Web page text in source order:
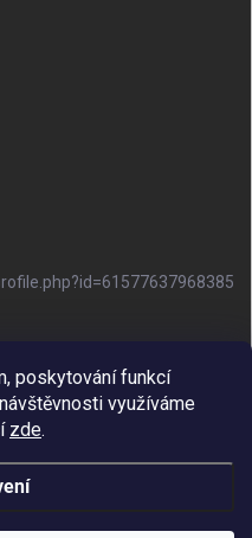
poskytování funkcí
využíváme
zde.